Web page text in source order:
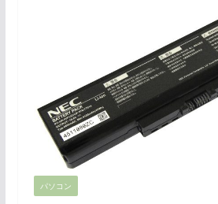
パソコン